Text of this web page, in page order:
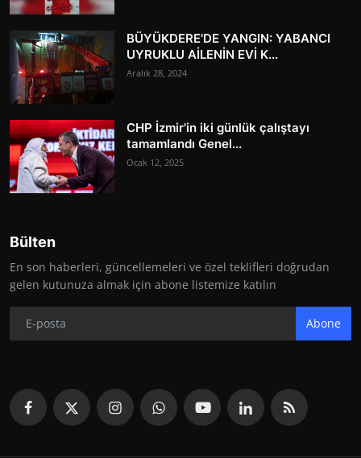
BÜYÜKDERE'DE YANGIN: YABANCI
UYRUKLU AİLENİN EVİ K...
Aralık 28, 2024
CHP İzmir'in iki günlük çalıştayı
tamamlandı Genel...
Ocak 12, 2025
Bülten
En son haberleri, güncellemeleri ve özel teklifleri doğrudan
gelen kutunuza almak için abone listemize katılın
Abone